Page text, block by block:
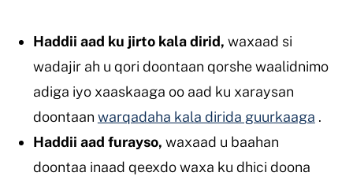
Haddii aad ku jirto kala dirid, waxaad si
wadajir ah u qori doontaan qorshe waalidnimo
adiga iyo xaaskaaga oo aad ku xaraysan
doontaan warqadaha kala dirida guurkaaga .
Haddii aad furayso, waxaad u baahan
doontaa inaad qeexdo waxa ku dhici doona